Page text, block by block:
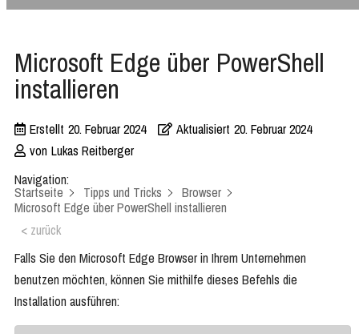
Microsoft Edge über PowerShell
installieren
Erstellt 20. Februar 2024 Aktualisiert 20. Februar 2024
von Lukas Reitberger
Navigation:
Startseite Tipps und Tricks
Browser
Microsoft Edge über PowerShell installieren
< zurück
Falls Sie den Microsoft Edge Browser in Ihrem Unternehmen
benutzen möchten, können Sie mithilfe dieses Befehls die
Installation ausführen: